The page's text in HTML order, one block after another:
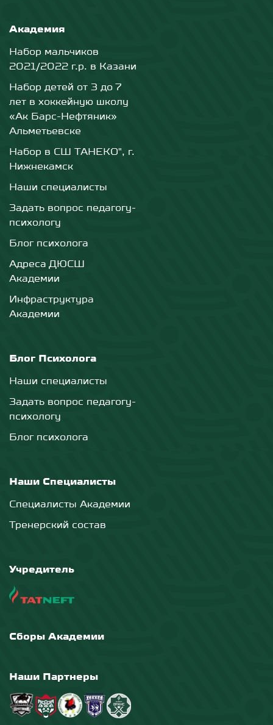
Академия
Набор мальчиков
2021/2022 г.р. в Казани
Набор детей от 3 до 7
лет в хоккейную школу
«Ак Барс-Нефтяник»
Альметьевске
Набор в СШ ТАНЕКО", г.
Нижнекамск
Наши специалисты
Задать вопрос педагогу-
психологу
Блог психолога
Адреса ДЮСШ
Академии
Инфраструктура
Академии
Блог Психолога
Наши специалисты
Задать вопрос педагогу-
психологу
Блог психолога
Наши Специалисты
Специалисты Академии
Тренерский состав
Учредитель
Сборы Академии
Наши Партнеры